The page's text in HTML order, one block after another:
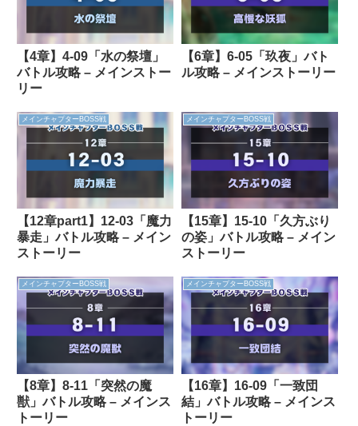
【4章】4-09「水の祭壇」
バトル攻略 – メインストー
リー
【6章】6-05「玖夜」バト
ル攻略 – メインストーリー
メインチャプターBOSS戦
【12章part1】12-03「魔力
暴走」バトル攻略 – メイン
ストーリー
メインチャプターBOSS戦
【15章】15-10「久方ぶり
の姿」バトル攻略 – メイン
ストーリー
メインチャプターBOSS戦
【8章】8-11「突然の魔
獣」バトル攻略 – メインス
トーリー
メインチャプターBOSS戦
【16章】16-09「一致団
結」バトル攻略 – メインス
トーリー